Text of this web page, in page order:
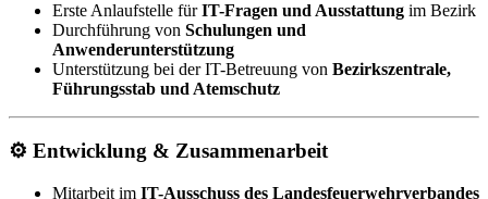
Erste Anlaufstelle fürIT-Fragen und Ausstattung im Bezirk
Durchführung von Schulungen und
Anwenderunterstützung
Unterstützung bei der IT-Betreuung von Bezirkszentrale,
Führungsstab und Atemschutz
⚙️ Entwicklung & Zusammenarbeit
Mitarbeit im IT-Ausschuss des Landesfeuerwehrverbandes